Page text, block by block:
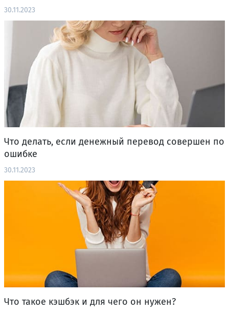
30.11.2023
Что делать, если денежный перевод совершен по
ошибке
30.11.2023
Что такое кэшбэк и для чего он нужен?